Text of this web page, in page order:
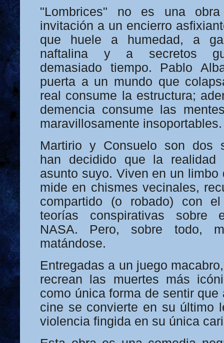
"Lombrices" no es una
invitación a un encierro
que huele a humedad, a
naftalina y a secretos
demasiado tiempo. Pablo
puerta a un mundo que
real consume la estructura;
demencia consume las
maravillosamente insoportables.
Martirio y Consuelo son dos
han decidido que la
asunto suyo. Viven en un limbo
mide en chismes vecinales,
compartido (o robado) con
teorías conspirativas sobre
NASA. Pero, sobre todo,
matándose.
Entregadas a un juego
recrean las muertes más
como única forma de sentir
cine se convierte en su último
violencia fingida en su única